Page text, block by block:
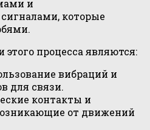
и
которые
процесса являются:
вибраций и
для связи.
контакты и
от движений